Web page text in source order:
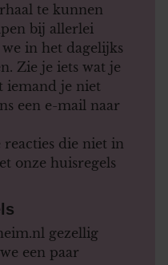
te kunnen
bij allerlei
in het dagelijks
Zie je iets wat je
iemand je niet
een e-mail naar
die niet in
onze huisregels
gezellig
een paar